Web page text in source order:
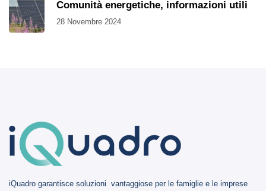
Comunità energetiche, informazioni utili
28 Novembre 2024
iQuadro garantisce soluzioni vantaggiose per le famiglie e le imprese